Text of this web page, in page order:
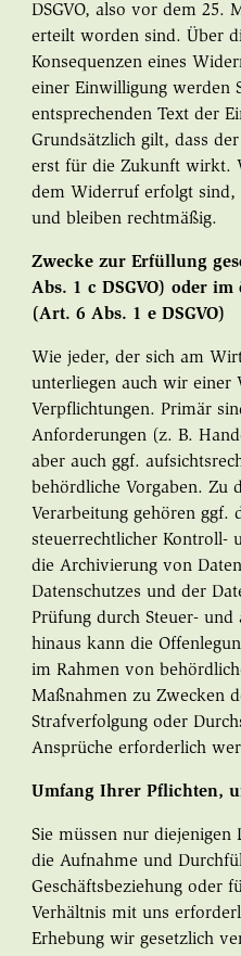
DSGVO, also vor dem 25.
erteilt worden sind. Über
Konsequenzen eines
einer Einwilligung werden
entsprechenden Text der
Grundsätzlich gilt, dass
erst für die Zukunft wirkt.
dem Widerruf erfolgt
und bleiben rechtmäßig.
Zwecke zur Erfüllung
Abs. 1 c DSGVO) oder
(Art. 6 Abs. 1 e DSGVO)
Wie jeder, der sich am
unterliegen auch wir einer
Verpflichtungen. Primär
Anforderungen (z. B.
aber auch ggf.
behördliche Vorgaben. Zu
Verarbeitung gehören ggf.
steuerrechtlicher Kontroll-
die Archivierung von
Datenschutzes und der
Prüfung durch Steuer-
hinaus kann die
im Rahmen von
Maßnahmen zu Zwecken
Strafverfolgung oder
Ansprüche erforderlich
Umfang Ihrer Pflichten,
Sie müssen nur
die Aufnahme und
Geschäftsbeziehung oder
Verhältnis mit uns
Erhebung wir gesetzlich